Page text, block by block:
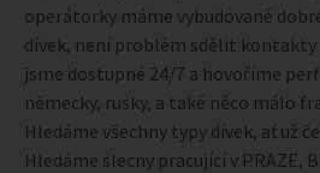
operátorky máme vybudované
dívek, není problém sdělit kontakty
jsme dostupné 24/7 a hovoříme
německy, rusky, a také něco málo
Hledáme všechny typy dívek, ať už
Hledáme slecny pracující v PRAZE,